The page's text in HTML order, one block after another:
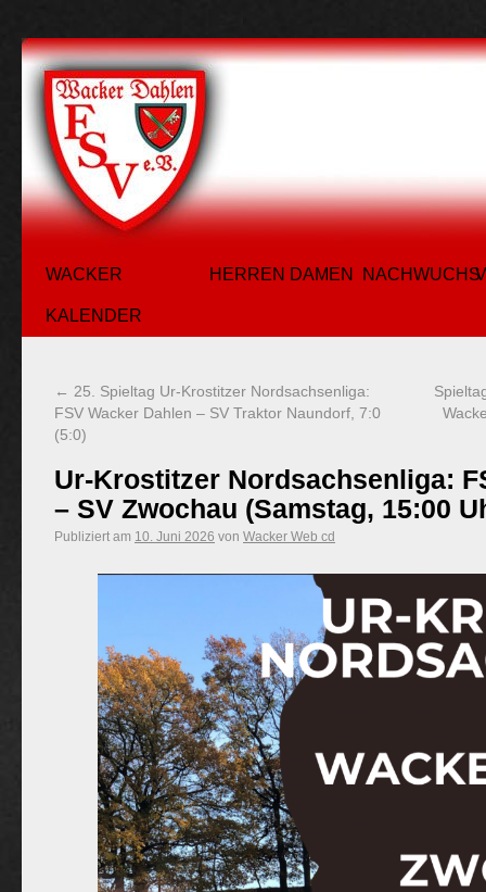
WACKER
KALENDER
HERREN DAMEN NACHWUCHS
← 25. Spieltag Ur-Krostitzer Nordsachsenliga:
FSV Wacker Dahlen – SV Traktor Naundorf, 7:0
(5:0)
Ur-Krostitzer Nordsachsenliga:
– SV Zwochau (Samstag, 15:00
Publiziert am 10. Juni 2026 von Wacker Web cd